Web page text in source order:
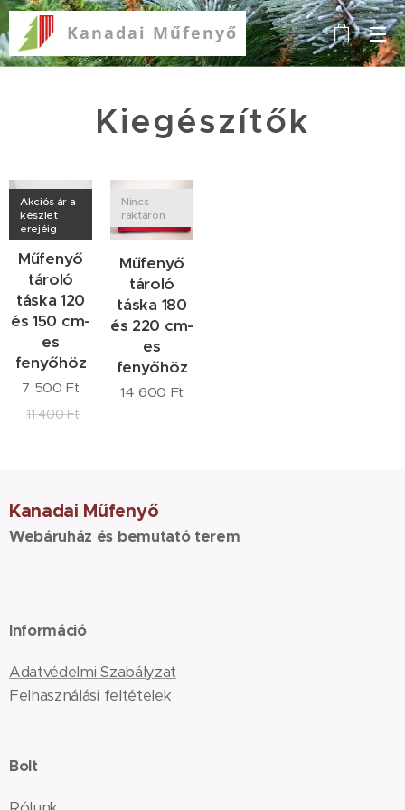
Kanadai Műfenyő
Kiegészítők
Műfenyő
tároló
táska 120
és 150 cm-
es
fenyőhöz
Akciós ár a
készlet
erejéig
7 500 Ft
11 400Ft
Műfenyő
tároló
táska 180
és 220 cm-
es
fenyőhöz
Nincs
raktáron
14 600 Ft
Kanadai Műfenyő
Webáruház és bemutató terem
Információ
Adatvédelmi Szabályzat
Felhasználási feltételek
Bolt